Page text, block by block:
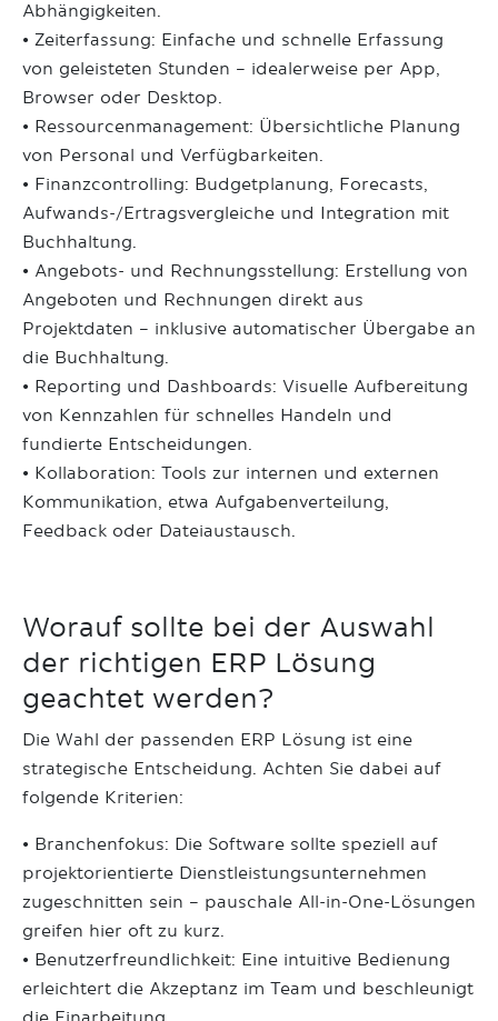
Abhängigkeiten.
• Zeiterfassung: Einfache und schnelle Erfassung
von geleisteten Stunden – idealerweise per App,
Browser oder Desktop.
• Ressourcenmanagement: Übersichtliche Planung
von Personal und Verfügbarkeiten.
• Finanzcontrolling: Budgetplanung, Forecasts,
Aufwands-/Ertragsvergleiche und Integration mit
Buchhaltung.
• Angebots- und Rechnungsstellung: Erstellung von
Angeboten und Rechnungen direkt aus
Projektdaten – inklusive automatischer Übergabe an
die Buchhaltung.
• Reporting und Dashboards: Visuelle Aufbereitung
von Kennzahlen für schnelles Handeln und
fundierte Entscheidungen.
• Kollaboration: Tools zur internen und externen
Kommunikation, etwa Aufgabenverteilung,
Feedback oder Dateiaustausch.
Worauf sollte bei der Auswahl
der richtigen ERP Lösung
geachtet werden?
Die Wahl der passenden ERP Lösung ist eine
strategische Entscheidung. Achten Sie dabei auf
folgende Kriterien:
• Branchenfokus: Die Software sollte speziell auf
projektorientierte Dienstleistungsunternehmen
zugeschnitten sein – pauschale All-in-One-Lösungen
greifen hier oft zu kurz.
• Benutzerfreundlichkeit: Eine intuitive Bedienung
erleichtert die Akzeptanz im Team und beschleunigt